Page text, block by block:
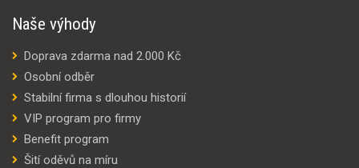
Naše výhody
Doprava zdarma nad 2.000 Kč
Osobní odběr
Stabilní firma s dlouhou historií
VIP program pro firmy
Benefit program
Šití oděvů na míru